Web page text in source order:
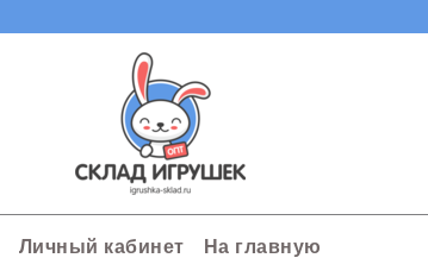
Личный кабинет На главную